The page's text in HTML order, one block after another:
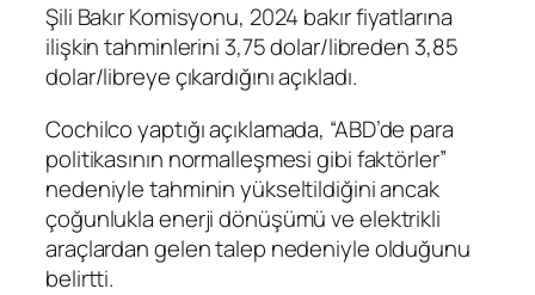
Şili Bakır Komisyonu, 2024 bakırfiyatlarına
ilişkin tahminlerini 3,75 dolar/libreden 3,85
dolar/libreye çıkardığını açıkladı.
Cochilco yaptığı açıklamada, “ABD’de para
politikasının normalleşmesi gibi faktörler”
nedeniyle tahminin yükseltildiğini ancak
çoğunlukla enerji dönüşümü ve elektrikli
araçlardan gelen talep nedeniyle olduğunu
belirtti.